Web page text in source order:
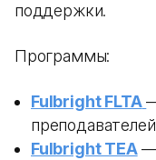
поддержки.
Программы:
Fulbright FLTA
Fulbright TEA—